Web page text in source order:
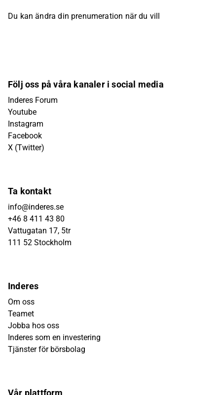
Du kan ändra din prenumeration när du vill
Följ oss på våra kanaler i social media
Inderes Forum
Youtube
Instagram
Facebook
X (Twitter)
Ta kontakt
info@inderes.se
+46 8 411 43 80
Vattugatan 17, 5tr
111 52 Stockholm
Inderes
Om oss
Teamet
Jobba hos oss
Inderes som en investering
Tjänster för börsbolag
Vår plattform